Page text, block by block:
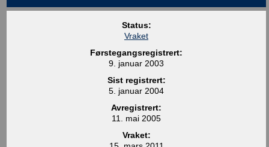
Status:
Vraket
Førstegangsregistrert:
9. januar 2003
Sist registrert:
5. januar 2004
Avregistrert:
11. mai 2005
Vraket: